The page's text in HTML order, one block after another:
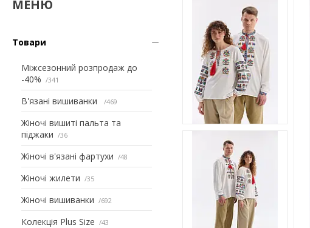
Товари
Міжсезонний розпродаж до
-40%
341
В'язані вишиванки 469
Жіночі вишиті пальта та
піджаки
36
Жіночі в'язані фартухи 48
Жіночі жилети 35
Жіночі вишиванки 692
Колекція Plus Size 43